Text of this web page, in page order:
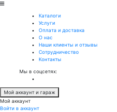
Каталоги
Услуги
Оплата и доставка
О нас
Наши клиенты и отзывы
Сотрудничество
Контакты
Мы в соцсетях:
Мой аккаунт и гараж
Мой аккаунт
Войти в аккаунт